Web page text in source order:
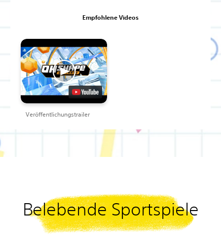
Empfohlene Videos
Veröffentlichungstrailer
Belebende Sportspiele